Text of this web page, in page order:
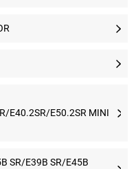
E40.2SR/E50.2SR MINI
SR/E39B SR/E45B